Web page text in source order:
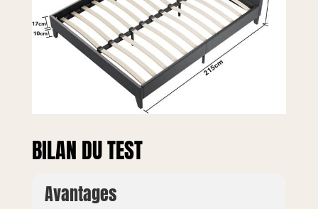
pieds de soutien
supplémentaires
pour plus de
stabilité et de
sécurité Lit
complet & Tête de
Lit Capitonnée 🌙
BILAN DU TEST
Avantages